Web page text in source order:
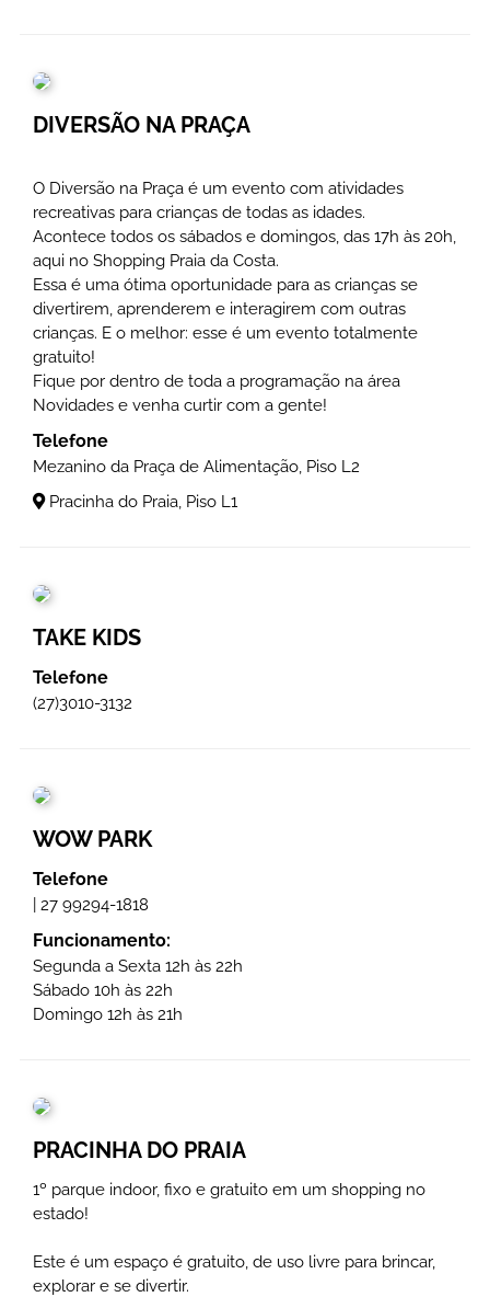
DIVERSÃO NA PRAÇA
O Diversão na Praça é um evento com atividades
recreativas para crianças de todas as idades.
Acontece todos os sábados e domingos, das 17h às 20h,
aqui no Shopping Praia da Costa.
Essa é uma ótima oportunidade para as crianças se
divertirem, aprenderem e interagirem com outras
crianças. E o melhor: esse é um evento totalmente
gratuito!
Fique por dentro de toda a programação na área
Novidades e venha curtir com a gente!
Telefone
Mezanino da Praça de Alimentação, Piso L2
Pracinha do Praia, Piso L1
TAKE KIDS
Telefone
(27)3010-3132
WOW PARK
Telefone
27 99294-1818
Funcionamento:
Segunda a Sexta 12h às 22h
Sábado 10h às 22h
Domingo 12h às 21h
PRACINHA DO PRAIA
1º parque indoor, fixo e gratuito em um shopping no
estado!
Este é um espaço é gratuito, de uso livre para brincar,
explorar e se divertir.